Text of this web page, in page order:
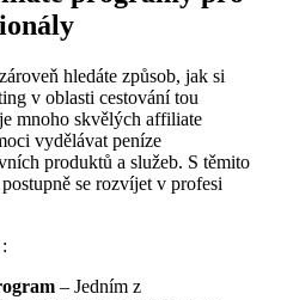
hledáte způsob, jak si
v oblasti cestování tou
mnoho skvělých affiliate
vydělávat peníze
produktů a služeb. S těmito
se rozvíjet v profesi
– Jedním z